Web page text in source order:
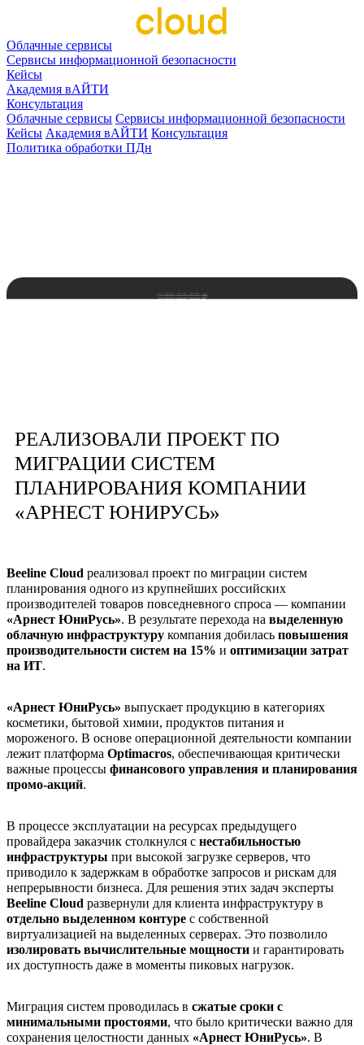
Облачные сервисы
Сервисы информационной безопасности
Кейсы
Академия вАЙТИ
Консультация
Облачные сервисы Сервисы информационной безопасности
Кейсы Академия вАЙТИ Консультация
Политика обработки ПДн
РЕАЛИЗОВАЛИ ПРОЕКТ ПО
МИГРАЦИИ СИСТЕМ
ПЛАНИРОВАНИЯ КОМПАНИИ
«АРНЕСТ ЮНИРУСЬ»
Beeline Cloud реализовал проект по миграции систем
планирования одного из крупнейших российских
производителей товаров повседневного спроса — компании
«Арнест ЮниРусь». В результате перехода на выделенную
облачную инфраструктуру компания добилась повышения
производительности систем на 15% и оптимизации затрат
на ИТ.
«Арнест ЮниРусь» выпускает продукцию в категориях
косметики, бытовой химии, продуктов питания и
мороженого. В основе операционной деятельности компании
лежит платформа Optimacros, обеспечивающая критически
важные процессы финансового управления и планирования
промо-акций.
В процессе эксплуатации на ресурсах предыдущего
провайдера заказчик столкнулся с нестабильностью
инфраструктуры при высокой загрузке серверов, что
приводило к задержкам в обработке запросов и рискам для
непрерывности бизнеса. Для решения этих задач эксперты
Beeline Cloud развернули для клиента инфраструктуру в
отдельно выделенном контуре с собственной
виртуализацией на выделенных серверах. Это позволило
изолировать вычислительные мощности и гарантировать
их доступность даже в моменты пиковых нагрузок.
Миграция систем проводилась в сжатые сроки с
минимальными простоями, что было критически важно для
сохранения целостности данных «Арнест ЮниРусь». В